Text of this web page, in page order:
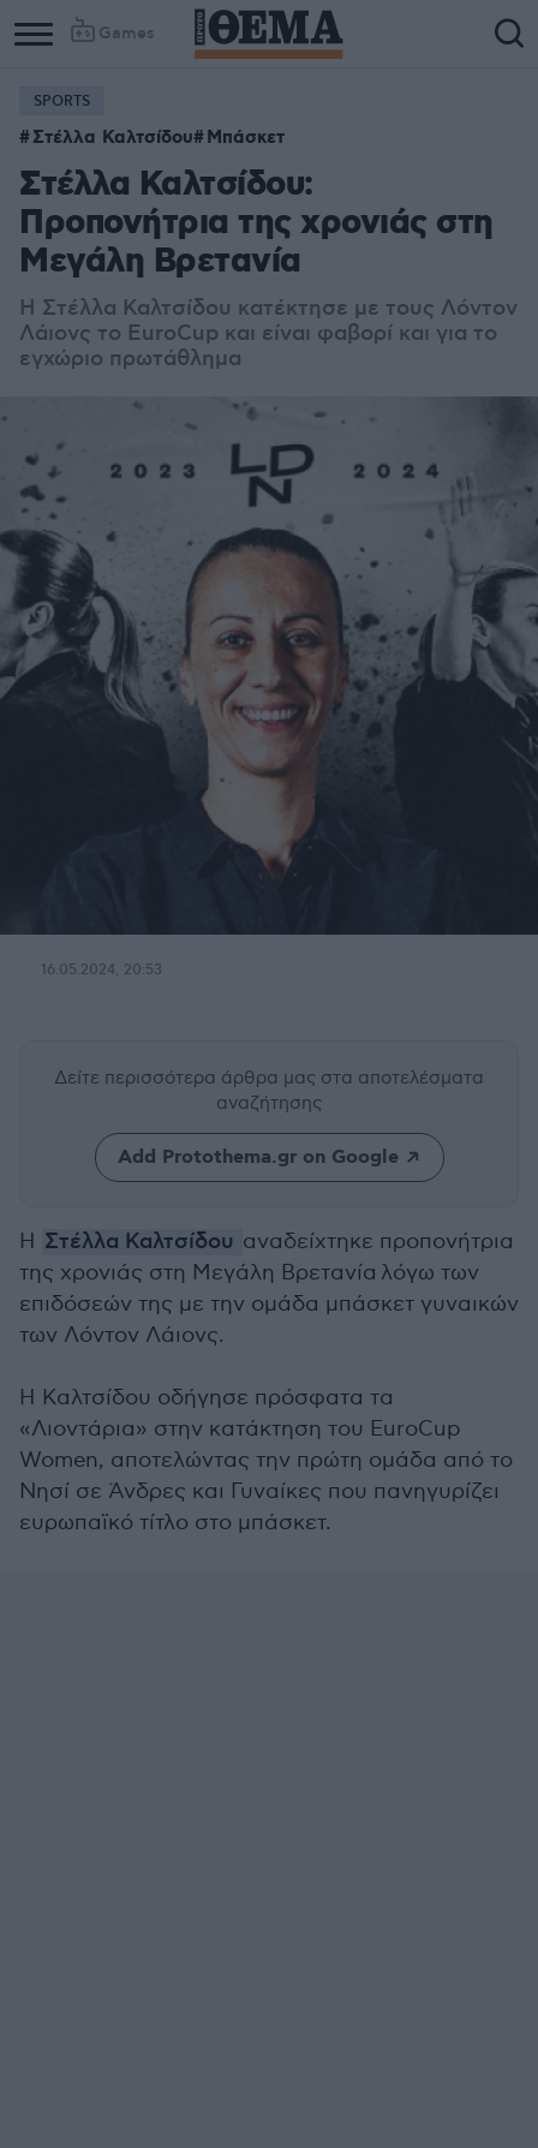
Games
SPORTS
Στέλλα Καλτσίδου Μπάσκετ
Στέλλα Καλτσίδου:
Προπονήτρια της χρονιάς στη
Μεγάλη Βρετανία
Η Στέλλα Καλτσίδου κατέκτησε με τους Λόντον
Λάιονς το EuroCup και είναι φαβορί και για το
εγχώριο πρωτάθλημα
16.05.2024, 20:53
Δείτε περισσότερα άρθρα μας στα αποτελέσματα
αναζήτησης
Add Protothema.gr on Google
Η Στέλλα Καλτσίδου αναδείχτηκε προπονήτρια
της χρονιάς στη Μεγάλη Βρετανία λόγω των
επιδόσεών της με την ομάδα μπάσκετ γυναικών
των Λόντον Λάιονς.
Η Καλτσίδου οδήγησε πρόσφατα τα
«Λιοντάρια» στην κατάκτηση του EuroCup
Women, αποτελώντας την πρώτη ομάδα από το
Νησί σε Άνδρες και Γυναίκες που πανηγυρίζει
ευρωπαϊκό τίτλο στο μπάσκετ.